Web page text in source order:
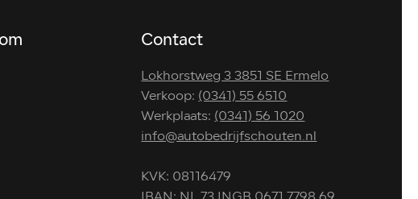
Contact
Lokhorstweg 3 3851 SE Ermelo
Verkoop: (0341) 55 6510
Werkplaats: (0341) 56 1020
info@autobedrijfschouten.nl
KVK: 08116479